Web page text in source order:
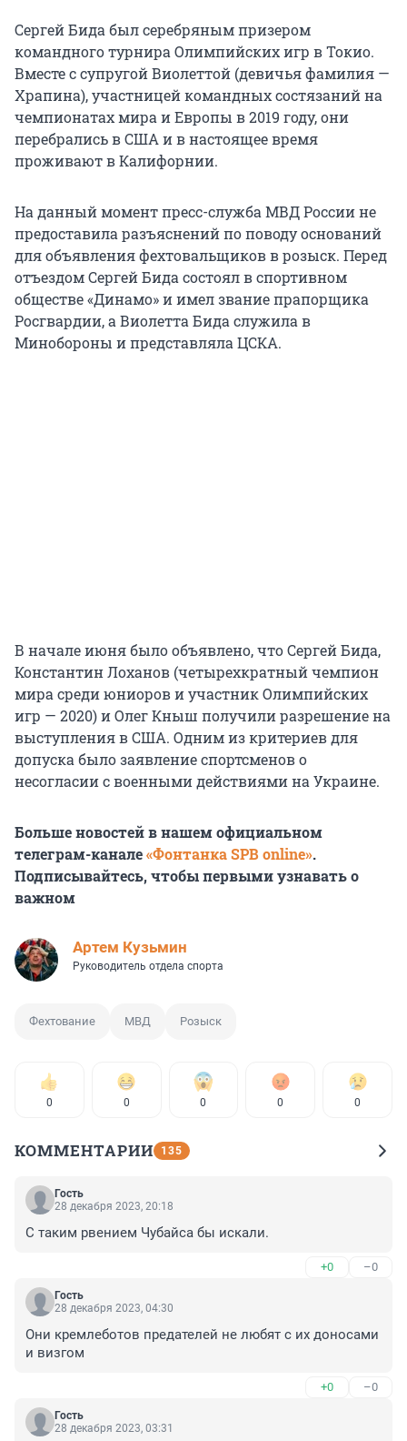
Сергей Бида был серебряным призером
командного турнира Олимпийских игр в Токио.
Вместе с супругой Виолеттой (девичья фамилия —
Храпина), участницей командных состязаний на
чемпионатах мира и Европы в 2019 году, они
перебрались в США и в настоящее время
проживают в Калифорнии.
На данный момент пресс-служба МВД России не
предоставила разъяснений по поводу оснований
для объявления фехтовальщиков в розыск. Перед
отъездом Сергей Бида состоял в спортивном
обществе «Динамо» и имел звание прапорщика
Росгвардии, а Виолетта Бида служила в
Минобороны и представляла ЦСКА.
В начале июня было объявлено, что Сергей Бида,
Константин Лоханов (четырехкратный чемпион
мира среди юниоров и участник Олимпийских
игр — 2020) и Олег Кныш получили разрешение на
выступления в США. Одним из критериев для
допуска было заявление спортсменов о
несогласии с военными действиями на Украине.
Больше новостей в нашем официальном
телеграм-канале«Фонтанка SPB online».
Подписывайтесь, чтобы первыми узнавать о
важном
Артем Кузьмин
Руководитель отдела спорта
Фехтование МВД Розыск
0 0 0 0 0
КОММЕНТАРИИ 135
Гость
28 декабря 2023, 20:18
С таким рвением Чубайса бы искали.
+0 –0
Гость
28 декабря 2023, 04:30
Они кремлеботов предателей не любят с их доносами
и визгом
+0 –0
Гость
28 декабря 2023, 03:31